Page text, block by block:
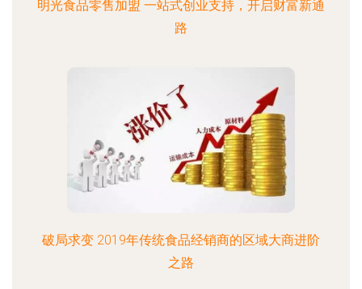
明光食品零售加盟 一站式创业支持，开启财富新通
路
破局求变 2019年传统食品经销商的区域大商进阶
之路